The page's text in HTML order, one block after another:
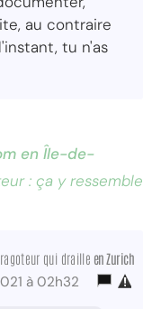
au contraire
tu n'as
en Île-de-
: ça y ressemble
qui draille en Zurich
à 02h32